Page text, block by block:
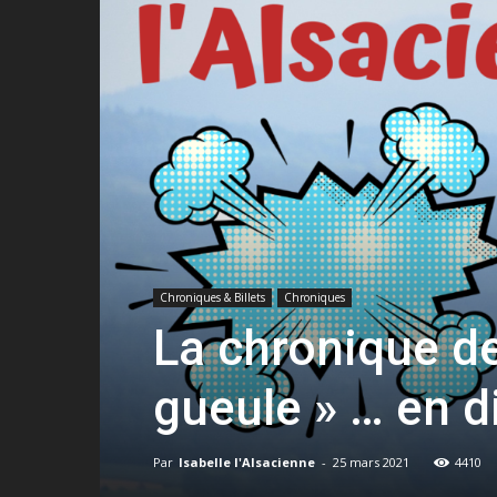
Chroniques & Billets Chroniques
La chronique
gueule » … en
Par Isabelle l'Alsacienne - 25 mars 2021 4410